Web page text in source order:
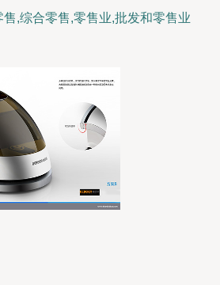
售,综合零售,零售业,批发和零售业